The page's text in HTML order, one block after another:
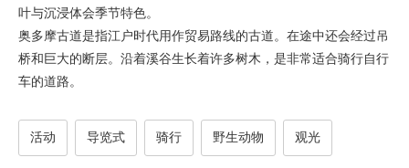
叶与沉浸体会季节特色。
奥多摩古道是指江户时代用作贸易路线的古道。在途中还会经过吊
桥和巨大的断层。沿着溪谷生长着许多树木，是非常适合骑行自行
车的道路。
活动 导览式 骑行 野生动物 观光